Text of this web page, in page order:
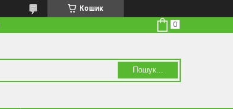
Кошик
Пошук...